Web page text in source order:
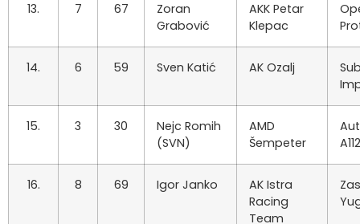
13. 7 67
Zoran
Grabović
AKK Petar
Klepac
14. 6 59 Sven Katić AK Ozalj
15. 3 30
Nejc Romih
(SVN)
AMD
Šempeter
A112
16. 8 69 Igor Janko
AK Istra
Racing
Team